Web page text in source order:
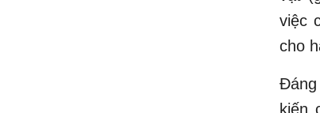
việc
cho
kiến